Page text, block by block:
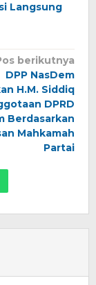
Langsung
berikutnya
DPP NasDem
H.M. Siddiq
DPRD
Berdasarkan
Mahkamah
Partai